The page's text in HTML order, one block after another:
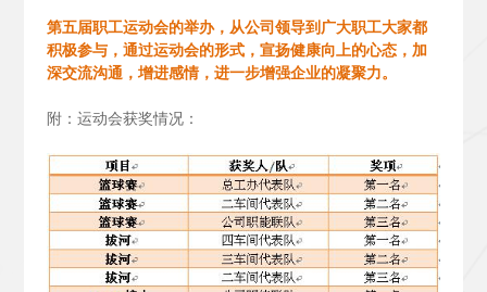
第五届职工运动会的举办，从公司领导到广大职工大家都
积极参与，通过运动会的形式，宣扬健康向上的心态，加
深交流沟通，增进感情，进一步增强企业的凝聚力。
附：运动会获奖情况：